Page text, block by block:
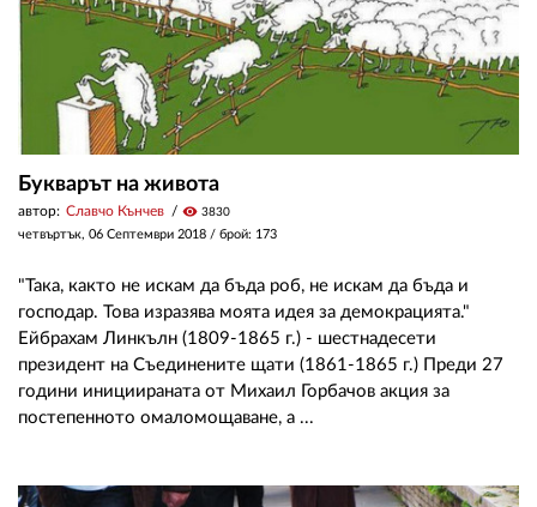
Букварът на живота
автор: Славчо Кънчев visibility 3830
четвъртък, 06 Септември 2018 / брой: 173
"Така, както не искам да бъда роб, не искам да бъда и
господар. Това изразява моята идея за демокрацията."
Ейбрахам Линкълн (1809-1865 г.) - шестнадесети
президент на Съединените щати (1861-1865 г.) Преди 27
години инициираната от Михаил Горбачов акция за
постепенното омаломощаване, а ...